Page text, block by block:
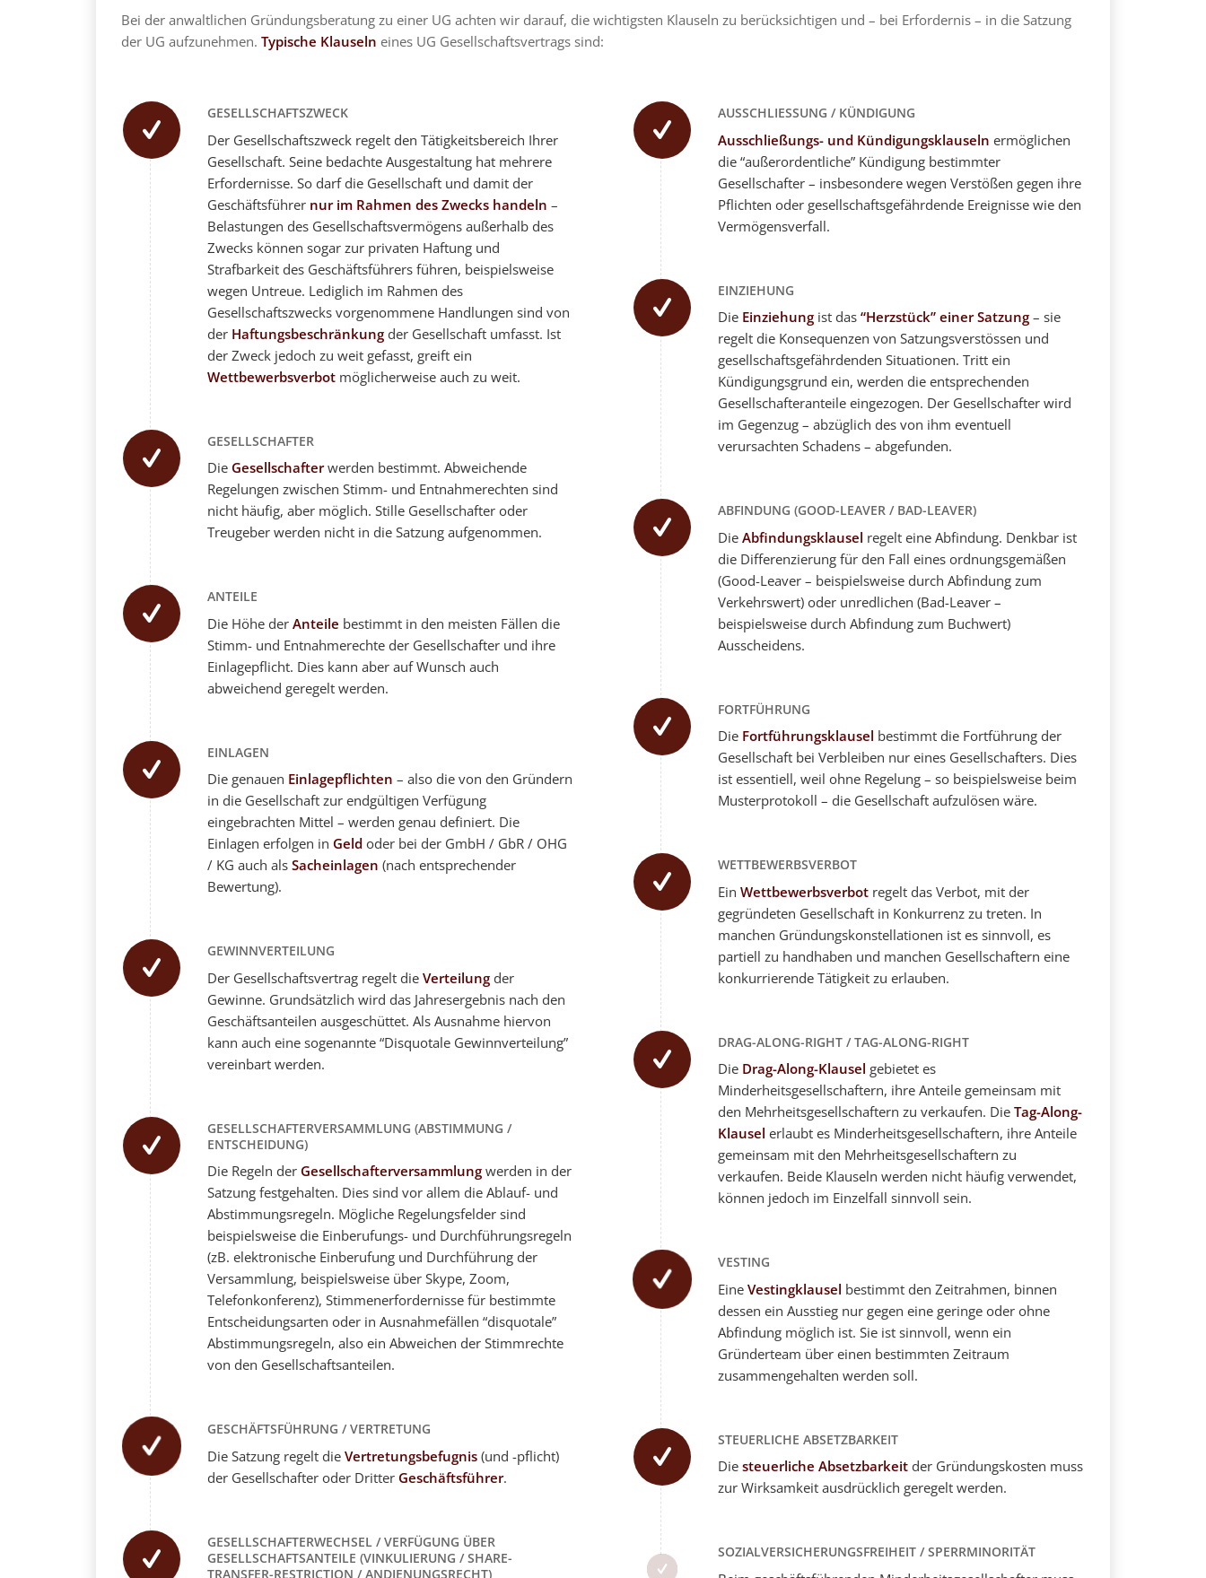
Bei der anwaltlichen Gründungsberatung zu einer UG achten wir darauf, die wichtigsten Klauseln zu berücksichtigen und – bei Erfordernis – in die Satzung
der UG aufzunehmen.Typische Klauseln eines UG Gesellschaftsvertrags sind:
GESELLSCHAFTSZWECK
Der Gesellschaftszweck regelt den Tätigkeitsbereich Ihrer
Gesellschaft. Seine bedachte Ausgestaltung hat mehrere
Erfordernisse. So darf die Gesellschaft und damit der
Geschäftsführer nur im Rahmen des Zwecks handeln –
Belastungen des Gesellschaftsvermögens außerhalb des
Zwecks können sogar zur privaten Haftung und
Strafbarkeit des Geschäftsführers führen, beispielsweise
wegen Untreue. Lediglich im Rahmen des
Gesellschaftszwecks vorgenommene Handlungen sind von
der Haftungsbeschränkung der Gesellschaft umfasst. Ist
der Zweck jedoch zu weit gefasst, greift ein
Wettbewerbsverbot möglicherweise auch zu weit.
GESELLSCHAFTER
Die Gesellschafterwerden bestimmt. Abweichende
Regelungen zwischen Stimm- und Entnahmerechten sind
nicht häufig, aber möglich. Stille Gesellschafter oder
Treugeber werden nicht in die Satzung aufgenommen.
ANTEILE
Die Höhe derAnteile bestimmt in den meisten Fällen die
Stimm- und Entnahmerechte der Gesellschafter und ihre
Einlagepflicht. Dies kann aber auf Wunsch auch
abweichend geregelt werden.
EINLAGEN
Die genauen Einlagepflichten – also die von den Gründern
in die Gesellschaft zur endgültigen Verfügung
eingebrachten Mittel – werden genau definiert. Die
Einlagen erfolgen in Geld oder bei der GmbH / GbR / OHG
/ KG auch alsSacheinlagen(nach entsprechender
Bewertung).
GEWINNVERTEILUNG
Der Gesellschaftsvertrag regelt dieVerteilung der
Gewinne. Grundsätzlich wird das Jahresergebnis nach den
Geschäftsanteilen ausgeschüttet. Als Ausnahme hiervon
kann auch eine sogenannte “Disquotale Gewinnverteilung”
vereinbart werden.
GESELLSCHAFTERVERSAMMLUNG (ABSTIMMUNG /
ENTSCHEIDUNG)
Die Regeln der Gesellschafterversammlung werden in der
Satzung festgehalten. Dies sind vor allem die Ablauf- und
Abstimmungsregeln. Mögliche Regelungsfelder sind
beispielsweise die Einberufungs- und Durchführungsregeln
(zB. elektronische Einberufung und Durchführung der
Versammlung, beispielsweise über Skype, Zoom,
Telefonkonferenz), Stimmenerfordernisse für bestimmte
Entscheidungsarten oder in Ausnahmefällen “disquotale”
Abstimmungsregeln, also ein Abweichen der Stimmrechte
von den Gesellschaftsanteilen.
GESCHÄFTSFÜHRUNG / VERTRETUNG
Die Satzung regelt dieVertretungsbefugnis (und -pflicht)
der Gesellschafter oder Dritter Geschäftsführer.
GESELLSCHAFTERWECHSEL / VERFÜGUNG ÜBER
GESELLSCHAFTSANTEILE (VINKULIERUNG / SHARE-
TRANSFER-RESTRICTION / ANDIENUNGSRECHT)
AUSSCHLIESSUNG / KÜNDIGUNG
Ausschließungs- und Kündigungsklauseln ermöglichen
die “außerordentliche” Kündigung bestimmter
Gesellschafter – insbesondere wegen Verstößen gegen ihre
Pflichten oder gesellschaftsgefährdende Ereignisse wie den
Vermögensverfall.
EINZIEHUNG
Die Einziehung ist das“Herzstück” einer Satzung – sie
regelt die Konsequenzen von Satzungsverstössen und
gesellschaftsgefährdenden Situationen. Tritt ein
Kündigungsgrund ein, werden die entsprechenden
Gesellschafteranteile eingezogen. Der Gesellschafter wird
im Gegenzug – abzüglich des von ihm eventuell
verursachten Schadens – abgefunden.
ABFINDUNG (GOOD-LEAVER / BAD-LEAVER)
DieAbfindungsklausel regelt eine Abfindung. Denkbar ist
die Differenzierung für den Fall eines ordnungsgemäßen
(Good-Leaver – beispielsweise durch Abfindung zum
Verkehrswert) oder unredlichen (Bad-Leaver –
beispielsweise durch Abfindung zum Buchwert)
Ausscheidens.
FORTFÜHRUNG
Die Fortführungsklausel bestimmt die Fortführung der
Gesellschaft bei Verbleiben nur eines Gesellschafters. Dies
ist essentiell, weil ohne Regelung – so beispielsweise beim
Musterprotokoll – die Gesellschaft aufzulösen wäre.
WETTBEWERBSVERBOT
EinWettbewerbsverbot regelt das Verbot, mit der
gegründeten Gesellschaft in Konkurrenz zu treten. In
manchen Gründungskonstellationen ist es sinnvoll, es
partiell zu handhaben und manchen Gesellschaftern eine
konkurrierende Tätigkeit zu erlauben.
DRAG-ALONG-RIGHT / TAG-ALONG-RIGHT
Die Drag-Along-Klausel gebietet es
Minderheitsgesellschaftern, ihre Anteile gemeinsam mit
den Mehrheitsgesellschaftern zu verkaufen. DieTag-Along-
Klausel erlaubt es Minderheitsgesellschaftern, ihre Anteile
gemeinsam mit den Mehrheitsgesellschaftern zu
verkaufen. Beide Klauseln werden nicht häufig verwendet,
können jedoch im Einzelfall sinnvoll sein.
VESTING
EineVestingklausel bestimmt den Zeitrahmen, binnen
dessen ein Ausstieg nur gegen eine geringe oder ohne
Abfindung möglich ist. Sie ist sinnvoll, wenn ein
Gründerteam über einen bestimmten Zeitraum
zusammengehalten werden soll.
STEUERLICHE ABSETZBARKEIT
Diesteuerliche Absetzbarkeit der Gründungskosten muss
zur Wirksamkeit ausdrücklich geregelt werden.
SOZIALVERSICHERUNGSFREIHEIT / SPERRMINORITÄT